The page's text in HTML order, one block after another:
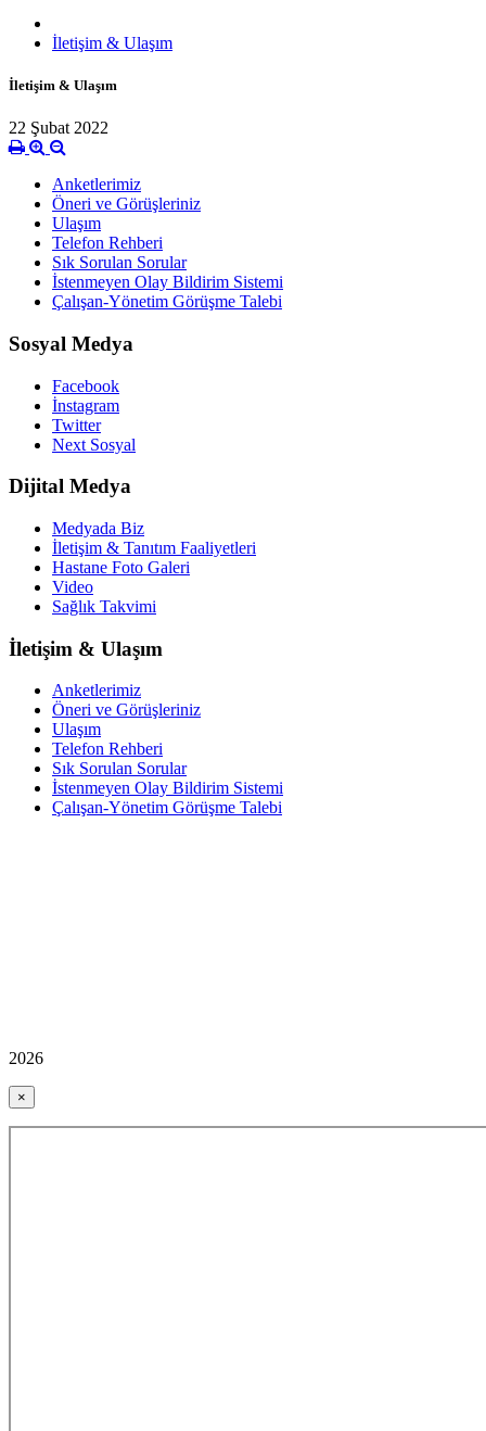
İletişim & Ulaşım
İletişim & Ulaşım
22 Şubat 2022
Anketlerimiz
Öneri ve Görüşleriniz
Ulaşım
Telefon Rehberi
Sık Sorulan Sorular
İstenmeyen Olay Bildirim Sistemi
Çalışan-Yönetim Görüşme Talebi
Sosyal Medya
Facebook
İnstagram
Twitter
Next Sosyal
Dijital Medya
Medyada Biz
İletişim & Tanıtım Faaliyetleri
Hastane Foto Galeri
Video
Sağlık Takvimi
İletişim & Ulaşım
Anketlerimiz
Öneri ve Görüşleriniz
Ulaşım
Telefon Rehberi
Sık Sorulan Sorular
İstenmeyen Olay Bildirim Sistemi
Çalışan-Yönetim Görüşme Talebi
2026
×